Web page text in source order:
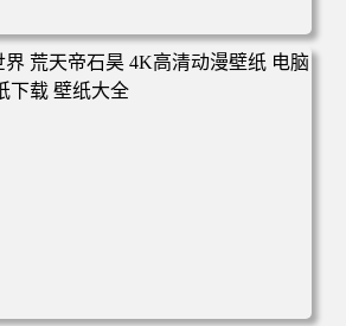
罗小黑 罗小黑战记 罗小黑战记2 风息
清壁纸 壁纸下载 壁纸大全